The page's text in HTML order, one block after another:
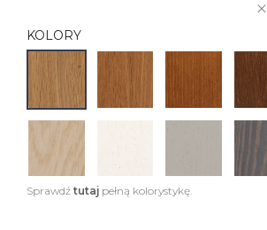
KOLORY
Sprawdź tutaj pełną kolorystykę.